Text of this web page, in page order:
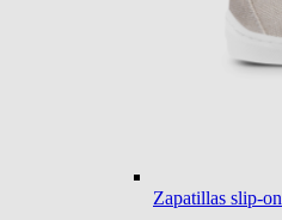
Zapatillas slip-on